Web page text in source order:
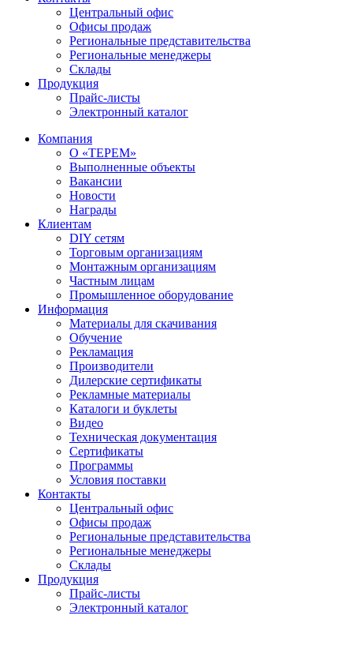
Центральный офис
Офисы продаж
Региональные представительства
Региональные менеджеры
Склады
Продукция
Прайс-листы
Электронный каталог
Компания
О «ТЕРЕМ»
Выполненные объекты
Вакансии
Новости
Награды
Клиентам
DIY сетям
Торговым организациям
Монтажным организациям
Частным лицам
Промышленное оборудование
Информация
Материалы для скачивания
Обучение
Рекламация
Производители
Дилерские сертификаты
Рекламные материалы
Каталоги и буклеты
Видео
Техническая документация
Сертификаты
Программы
Условия поставки
Контакты
Центральный офис
Офисы продаж
Региональные представительства
Региональные менеджеры
Склады
Продукция
Прайс-листы
Электронный каталог